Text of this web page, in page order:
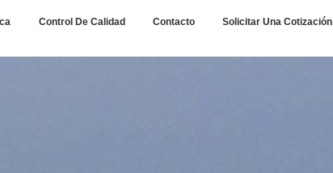
Control De Calidad Contacto Solicitar Una Cotización